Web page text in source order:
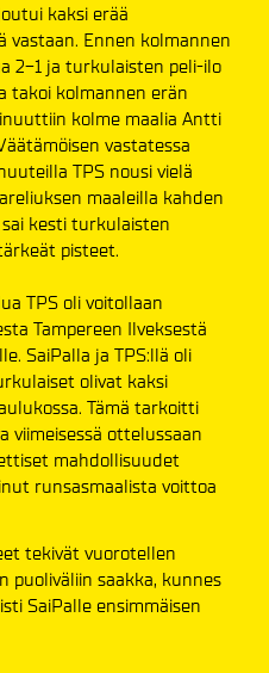
kaksi erää
vastaan. Ennen kolmannen
2-1 ja turkulaisten peli-ilo
takoi kolmannen erän
kolme maalia Antti
vastatessa
TPS nousi vielä
maaleilla kahden
kesti turkulaisten
pisteet.
TPS oli voitollaan
Tampereen Ilveksestä
SaiPalla ja TPS:llä oli
olivat kaksi
Tämä tarkoitti
viimeisessä ottelussaan
mahdollisuudet
runsasmaalista voittoa
tekivät vuorotellen
puoliväliin saakka, kunnes
SaiPalle ensimmäisen